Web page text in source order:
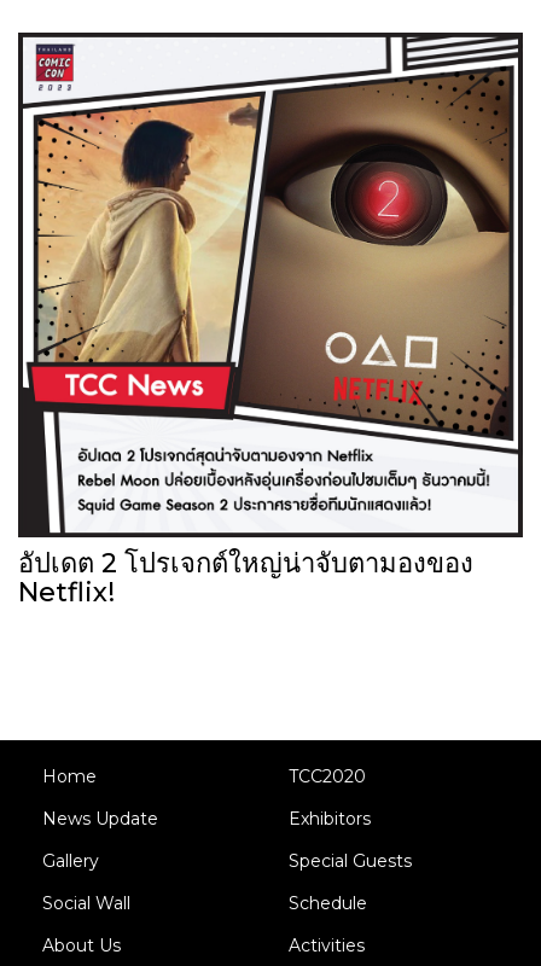
อัปเดต 2 โปรเจกต์ใหญ่น่าจับตามองของ
Netflix!
Home
News Update
Gallery
Social Wall
About Us
TCC2020
Exhibitors
Special Guests
Schedule
Activities